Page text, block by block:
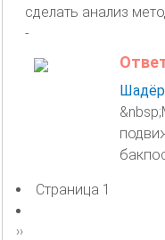
сделать анализ
-
Нумерация
страниц
Страница 1
Следующая
››